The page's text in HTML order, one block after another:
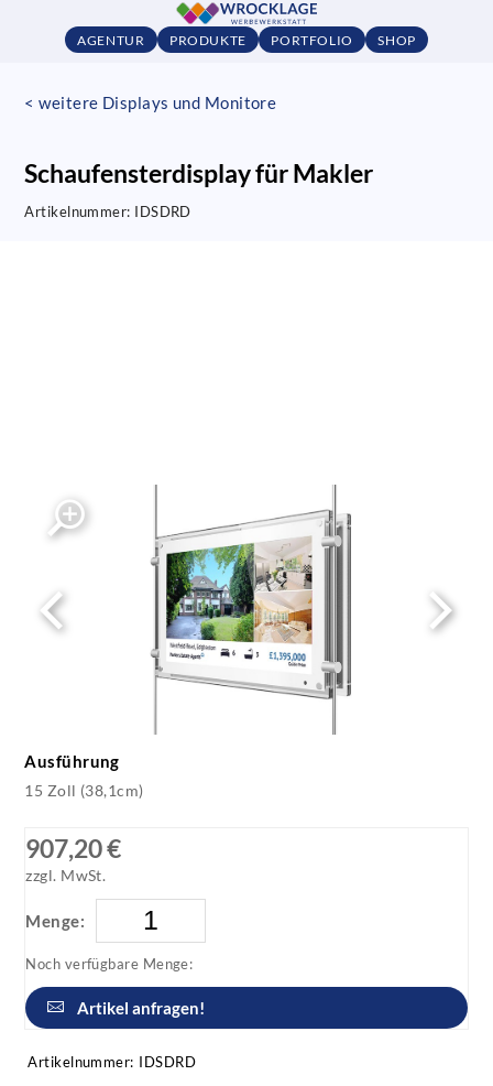
AGENTUR PRODUKTE PORTFOLIO SHOP
< weitere Displays und Monitore
Schaufensterdisplay für Makler
Artikelnummer: IDSDRD
Digital Rod Displays - White Background Image
Ausführung
15 Zoll (38,1cm)
907,20 €
zzgl. MwSt.
Menge:
Noch verfügbare Menge:
Artikel anfragen!
Artikelnummer: IDSDRD